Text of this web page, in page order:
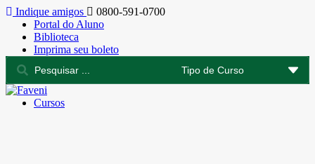
Indique amigos
0800-591-0700
Portal do Aluno
Biblioteca
Imprima seu boleto
Cursos